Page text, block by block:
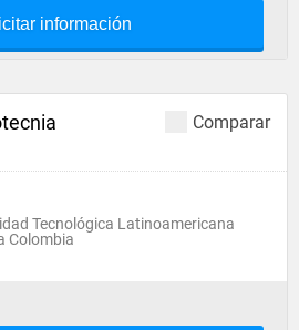
información
Comparar
Tecnológica Latinoamericana
Colombia